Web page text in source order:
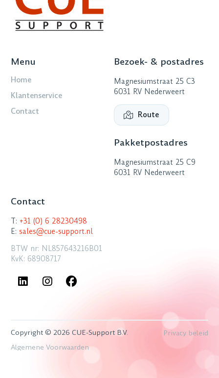
Menu
Home
Klantenservice
Contact
Bezoek- & postadres
Magnesiumstraat 25 C3
6031 RV Nederweert
Route
Pakketpostadres
Magnesiumstraat 25 C9
6031 RV Nederweert
Contact
T: +31 (0) 6 28230498
E:sales@cue-support.nl
BTW nr: NL857643216B01
KvK: 68908717
Copyright © 2026 CUE-Support B.V.
Privacy beleid
Algemene Voorwaarden